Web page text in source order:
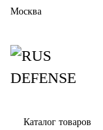
Москва
Каталог товаров